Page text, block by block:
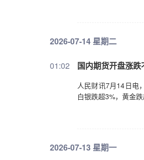
2026-07-14 星期二
01:02 国内期货开盘涨
人民财讯7月14日电
白银跌超3%，黄金跌
2026-07-13 星期一